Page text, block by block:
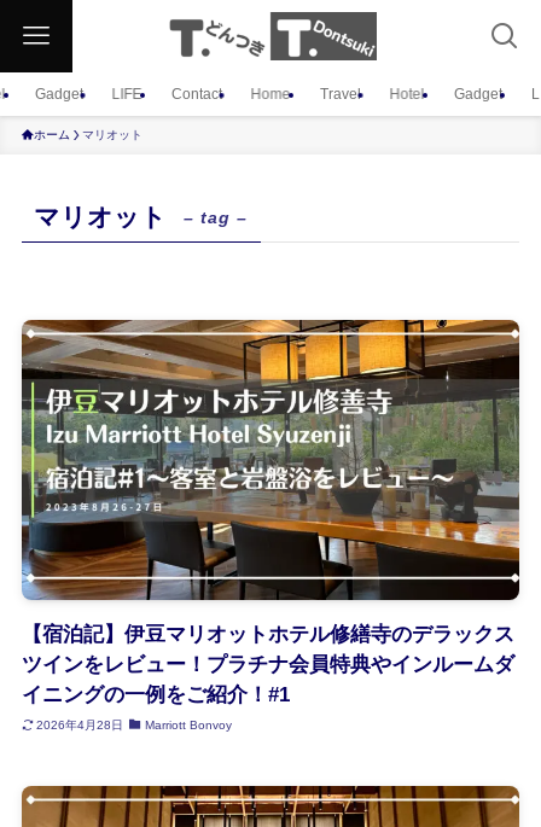
Gadget LIFE Contact Home Travel Hotel Gadget
ホーム マリオット
マリオット – tag –
【宿泊記】伊豆マリオットホテル修繕寺のデラックス
ツインをレビュー！プラチナ会員特典やインルームダ
イニングの一例をご紹介！#1
2026年4月28日 Marriott Bonvoy